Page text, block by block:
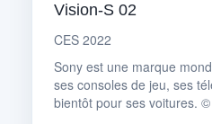
Vision-S 02
CES 2022
Sony est une marque
ses consoles de jeu, ses
bientôt pour ses voitures.